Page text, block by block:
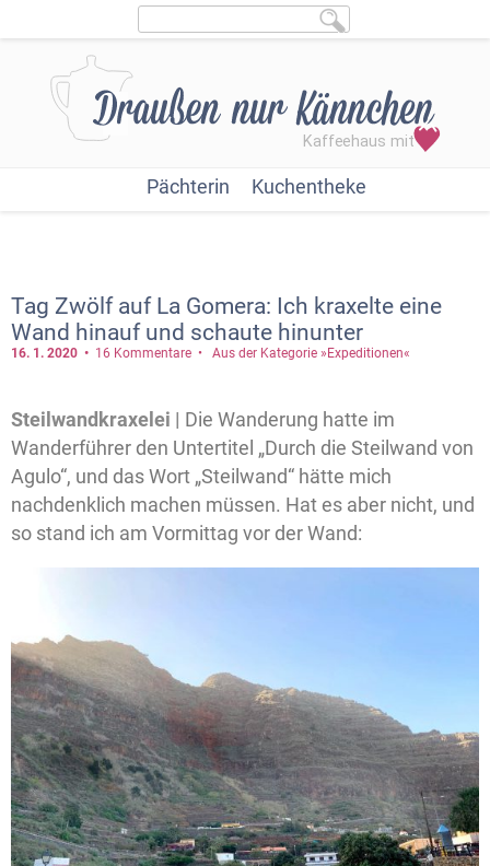
Pächterin Kuchentheke
Tag Zwölf auf La Gomera: Ich kraxelte eine
Wand hinauf und schaute hinunter
16. 1. 2020 16 Kommentare Aus der Kategorie »Expeditionen«
Steilwandkraxelei | Die Wanderung hatte im
Wanderführer den Untertitel „Durch die Steilwand von
Agulo“, und das Wort „Steilwand“ hätte mich
nachdenklich machen müssen. Hat es aber nicht, und
so stand ich am Vormittag vor der Wand: